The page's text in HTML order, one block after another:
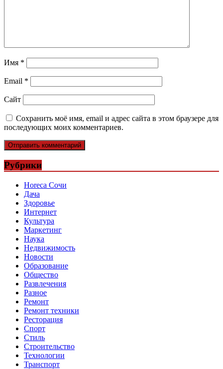
Имя *
Email *
Сайт
Сохранить моё имя, email и адрес сайта в этом браузере для
последующих моих комментариев.
Рубрики
Horeca Сочи
Дача
Здоровье
Интернет
Культура
Маркетинг
Наука
Недвижимость
Новости
Образование
Общество
Развлечения
Разное
Ремонт
Ремонт техники
Ресторация
Спорт
Стиль
Строительство
Технологии
Транспорт